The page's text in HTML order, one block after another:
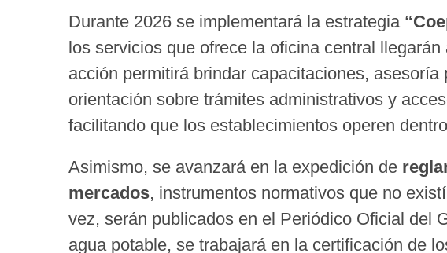
Durante 2026 se implementará la estrategia
los servicios que ofrece la oficina central
acción permitirá brindar capacitaciones,
orientación sobre trámites administrativos y
facilitando que los establecimientos operen
Asimismo, se avanzará en la expedición de
mercados, instrumentos normativos que no
vez, serán publicados en el Periódico Oficial del
agua potable, se trabajará en la certificación de